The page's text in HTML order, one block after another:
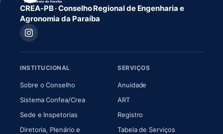
CREA-PB · Conselho Regional de Engenharia e
Agronomia da Paraíba
INSTITUCIONAL
Sobre o Conselho(abre em nova aba)
Sistema Confea/Crea(abre em nova aba)
Sede e Inspetorias
Diretoria, Plenário e
SERVIÇOS
Anuidade
ART(abre em nova aba)
Registro
Tabela de Serviços